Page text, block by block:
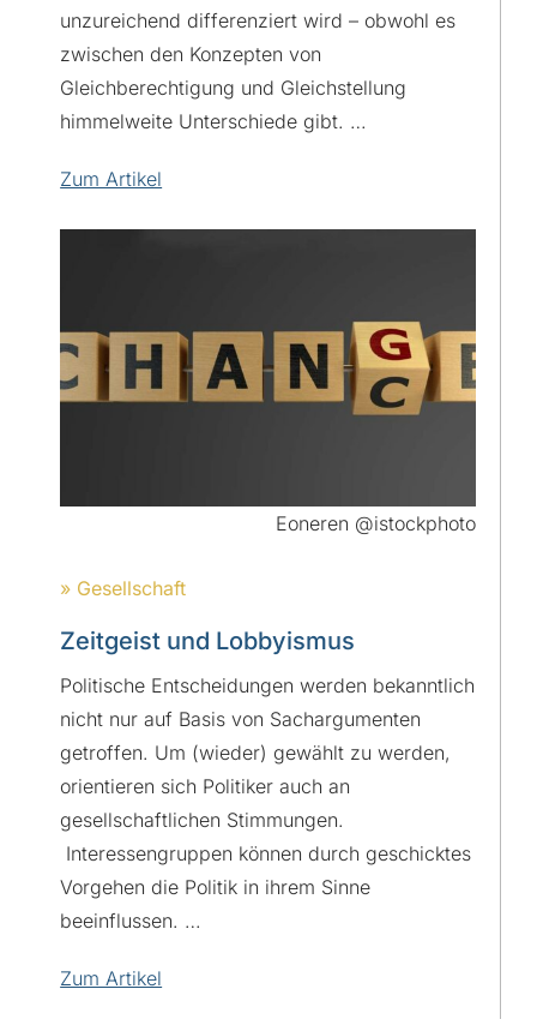
unzureichend differenziert wird – obwohl es
zwischen den Konzepten von
Gleichberechtigung und Gleichstellung
himmelweite Unterschiede gibt. …
Zum Artikel
» Gesellschaft
Zeitgeist und Lobbyismus
Politische Entscheidungen werden bekanntlich
nicht nur auf Basis von Sachargumenten
getroffen. Um (wieder) gewählt zu werden,
orientieren sich Politiker auch an
gesellschaftlichen Stimmungen.
Interessengruppen können durch geschicktes
Vorgehen die Politik in ihrem Sinne
beeinflussen. …
Zum Artikel
Eoneren @istockphoto